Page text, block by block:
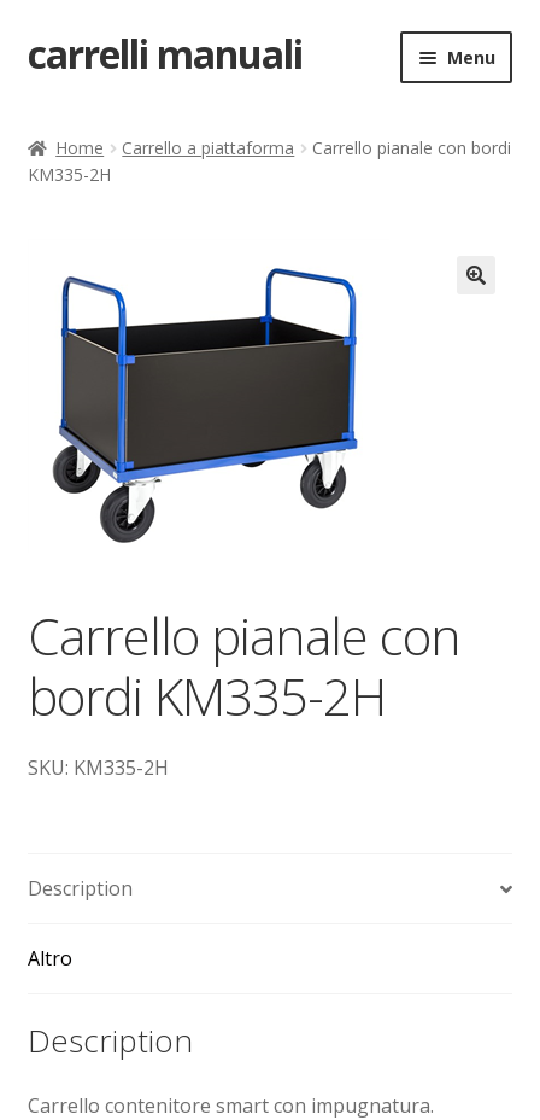
Vai
alla
Vai
al
carrelli manuali Menu
Carrello
Come ordinare
Come registrarsi al sito
Contatti
costruttori
garanzia
Il mio account
Ordini
Pagamento
Piattaforme elevatrici
Home Carrello a piattaforma
Carrello pianale con bordi
KM335-2H
Carrello pianale con
bordi KM335-2H
SKU: KM335-2H
Description
Altro
Description
Carrello contenitore smart con impugnatura.